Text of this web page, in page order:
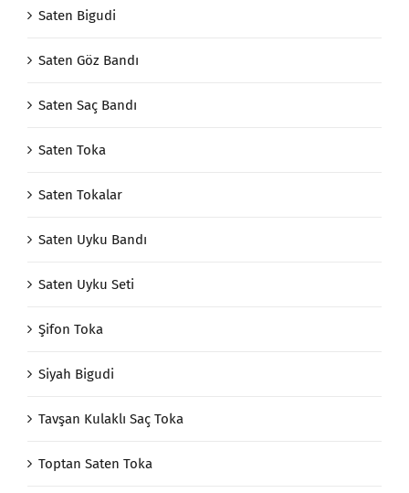
Saten Bigudi
Saten Göz Bandı
Saten Saç Bandı
Saten Toka
Saten Tokalar
Saten Uyku Bandı
Saten Uyku Seti
Şifon Toka
Siyah Bigudi
Tavşan Kulaklı Saç Toka
Toptan Saten Toka